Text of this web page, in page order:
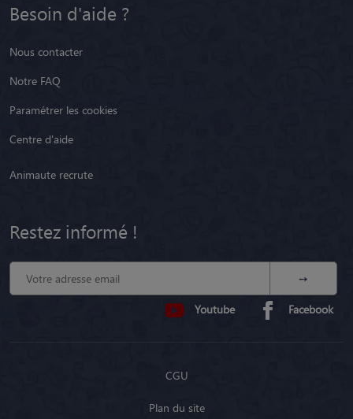
Besoin d'aide ?
Nous contacter
Notre FAQ
Paramétrer les cookies
Centre d'aide
Animaute recrute
Restez informé !
Youtube Facebook
CGU
Plan du site